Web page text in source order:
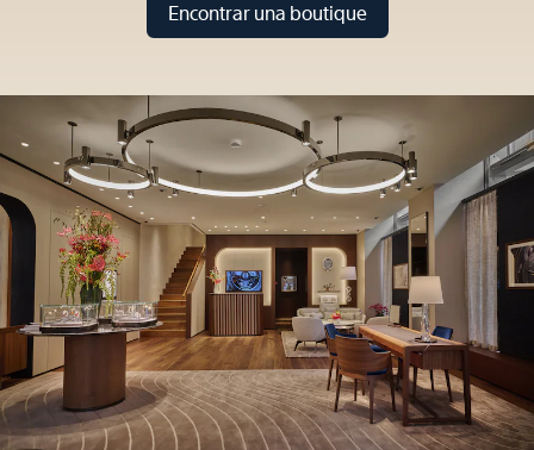
Encontrar una boutique